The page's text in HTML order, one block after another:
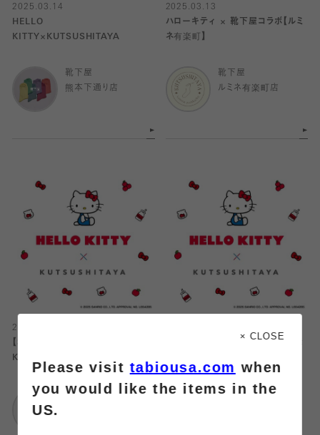
2025.03.14
HELLO
KITTY×KUTSUSHITAYA
靴下屋
熊本下通り店
2025.03.13
ハローキティ × 靴下屋コラボ【ルミ
ネ有楽町】
靴下屋
ルミネ有楽町店
2025.03.13
【3/20(木)から】★HELLO
KITTY×KUTSUSHITAYA★コラボ
ソックス販売！
靴下屋
靴下屋
× CLOSE
Please visittabiousa.com when
you would like the items in the
US.